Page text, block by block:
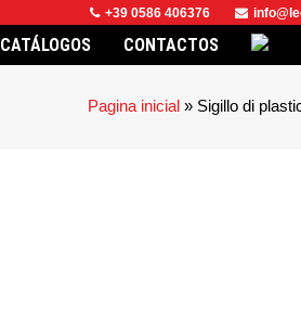
+39 0586 406376
CATÁLOGOS CONTACTOS
Pagina inicial » Sigillo di